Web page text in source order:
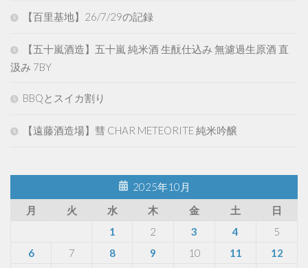
【百里基地】26/7/29の記録
【五十嵐酒造】五十嵐 純米酒 生酛仕込み 無濾過生原酒 直
汲み 7BY
BBQとスイカ割り
【遠藤酒造場】彗 CHAR METEORITE 純米吟醸
2025年10月
月
火 水 木 金 土
日
1
2 3 4
5
6
7 8 9 10 11
12